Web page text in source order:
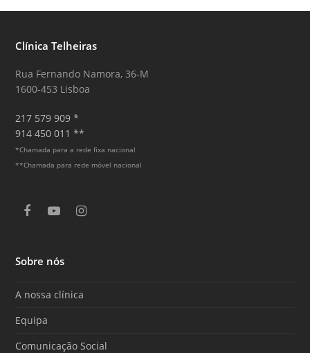
Clínica Telheiras
Rua Fernando Namora, 36-M
1600-453 Lisboa
217 579 909 *
914 450 011 **
*Chamada para a rede fixa nacional
**Chamada para rede móvel nacional
F
e
b
o
k
Y
T
u
e
I
r
a
Sobre nós
A nossa clínica
Equipa
Comunicação Social